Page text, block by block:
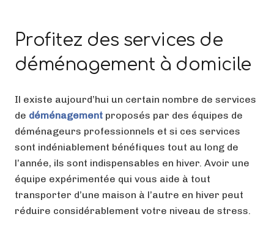
Profitez des services de
déménagement à domicile
Il existe aujourd’hui un certain nombre de services
de déménagement proposés par des équipes de
déménageurs professionnels et si ces services
sont indéniablement bénéfiques tout au long de
l’année, ils sont indispensables en hiver. Avoir une
équipe expérimentée qui vous aide à tout
transporter d’une maison à l’autre en hiver peut
réduire considérablement votre niveau de stress.